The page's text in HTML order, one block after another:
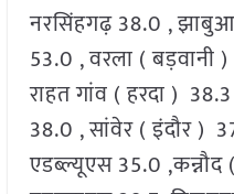
नरसिंहगढ़ 38.0 ,
53.0 , वरला (
राहत गांव ( हरदा )
38.0 , सांवेर ( इंदौर )
एडब्ल्यूएस 35.0